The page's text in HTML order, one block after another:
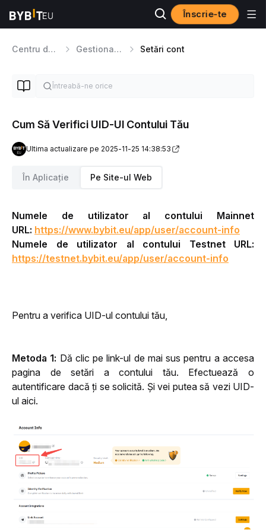
Înscrie-te
Centru de Ajutor Gestionarea conturilor Setări cont
Cum Să Verifici UID-Ul Contului Tău
Ultima actualizare pe 2025-11-25 14:38:53
În Aplicație Pe Site-ul Web
Numele de utilizator al contului Mainnet
URL: https://www.bybit.eu/app/user/account-info
https://testnet.bybit.eu/app/user/account-info
Pentru a verifica UID-ul contului tău,
Metoda 1: Dă clic pe link-ul de mai sus pentru a accesa
pagina de setări a contului tău. Efectuează o
autentificare dacă ți se solicită. Și vei putea să vezi UID-
ul aici.